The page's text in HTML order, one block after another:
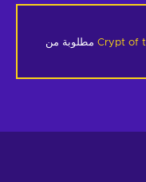
Crypt of مطلوبة من